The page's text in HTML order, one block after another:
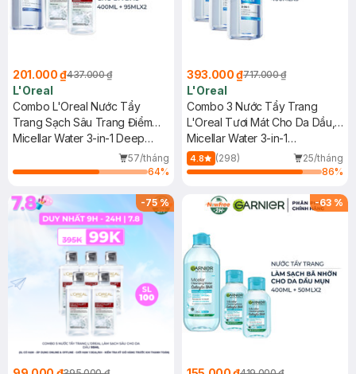
201.000 ₫437.000 ₫
L'Oreal
Combo L'Oreal Nước Tẩy
Trang Sạch Sâu Trang Điểm
400ml + 2 Nước Tẩy Trang
Sạch Sâu Cho Da Dầu 95ml
Micellar Water 3-in-1 Deep
Cleansing Even For Sensitive
Skin + Revitalift Crystal Micellar
57/tháng
64%
393.000 ₫717.000 ₫
L'Oreal
Combo 3 Nước Tẩy Trang
L'Oreal Tươi Mát Cho Da Dầu,
Hỗn Hợp 400ml
Micellar Water 3-in-1
Refreshing Even For Sensitive
Skin
4.8 (298)
25/tháng
86%
-75% -63 %